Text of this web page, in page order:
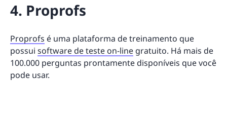
4. Proprofs
Proprofs é uma plataforma de treinamento que
possui software de teste on-line gratuito. Há mais de
100.000 perguntas prontamente disponíveis que você
pode usar.